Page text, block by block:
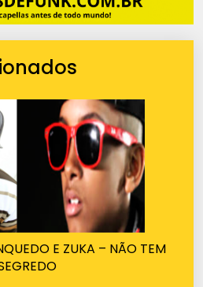
E ZUKA – NÃO TEM